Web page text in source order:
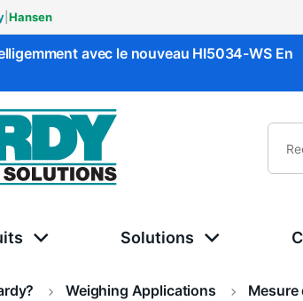
Hansen
avec le nouveau HI5034-WS En
Solutions
Weighing Applications Actuel:
Mesure